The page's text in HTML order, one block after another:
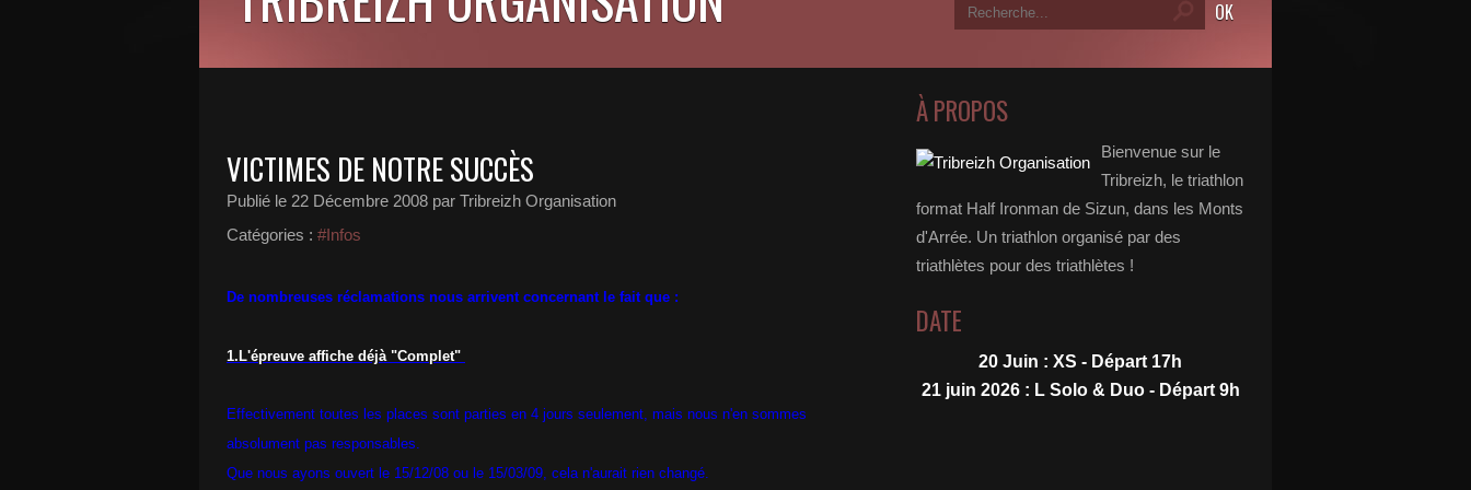
VICTIMES DE NOTRE SUCCÈS
Publié le 22 Décembre 2008 par Tribreizh Organisation
Catégories : #Infos
De nombreuses réclamations nous arrivent concernant le fait que :
1.L'épreuve affiche déjà "Complet"
Effectivement toutes les places sont parties en 4 jours seulement, mais nous n'en sommes
absolument pas responsables.
Que nous ayons ouvert le 15/12/08 ou le 15/03/09, cela n'aurait rien changé.
À PROPOS
Bienvenue sur le
Tribreizh, le triathlon
format Half Ironman de Sizun, dans les Monts
d'Arrée. Un triathlon organisé par des
triathlètes pour des triathlètes !
DATE
20 Juin : XS - Départ 17h
21 juin 2026 : L Solo & Duo - Départ 9h